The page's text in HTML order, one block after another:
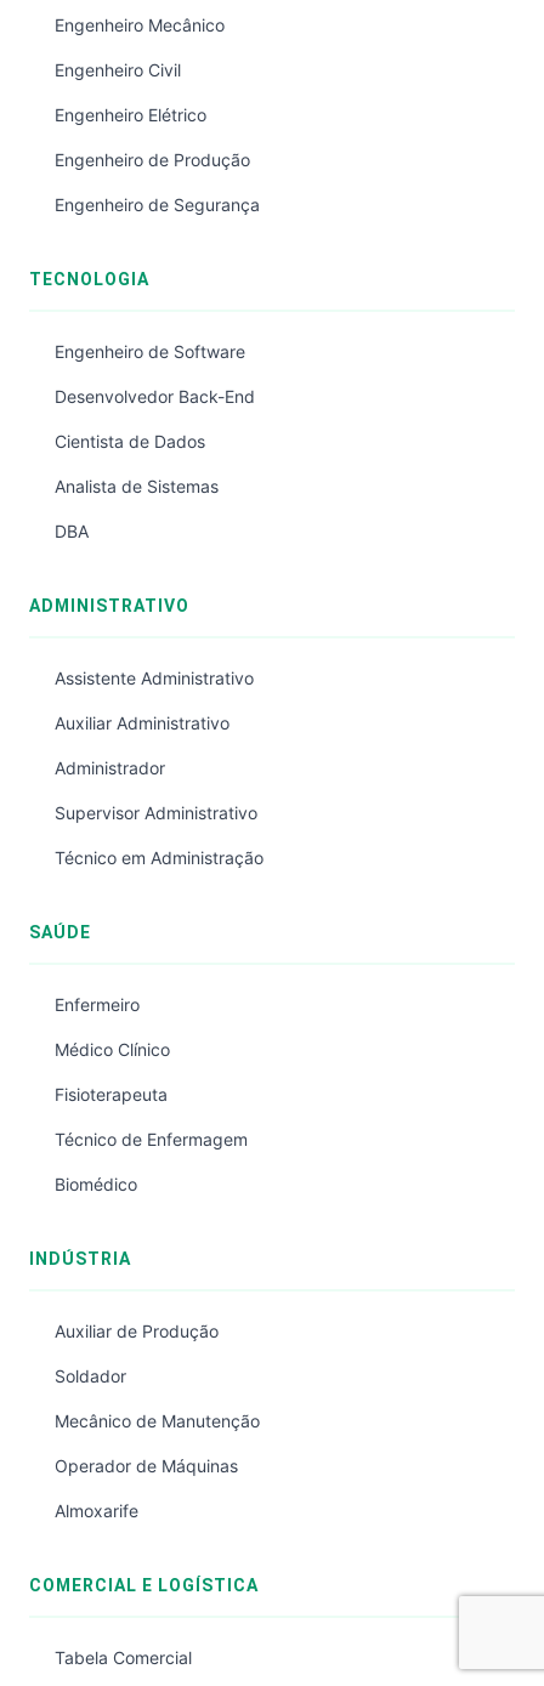
Engenheiro Mecânico
Engenheiro Civil
Engenheiro Elétrico
Engenheiro de Produção
Engenheiro de Segurança
TECNOLOGIA
Engenheiro de Software
Desenvolvedor Back-End
Cientista de Dados
Analista de Sistemas
DBA
ADMINISTRATIVO
Assistente Administrativo
Auxiliar Administrativo
Administrador
Supervisor Administrativo
Técnico em Administração
SAÚDE
Enfermeiro
Médico Clínico
Fisioterapeuta
Técnico de Enfermagem
Biomédico
INDÚSTRIA
Auxiliar de Produção
Soldador
Mecânico de Manutenção
Operador de Máquinas
Almoxarife
COMERCIAL E LOGÍSTICA
Tabela Comercial